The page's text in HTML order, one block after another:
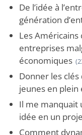
De l’idée à
génération
Les
entreprises
économiques
Donner les clés
jeunes en plein
Il me
idée en un
Comment